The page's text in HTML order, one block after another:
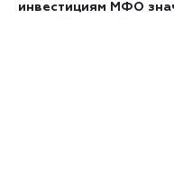
инвестициям МФО